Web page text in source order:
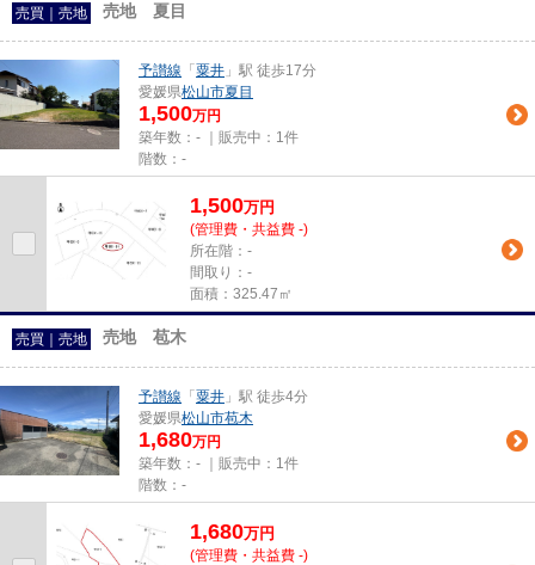
売買｜売地 売地 夏目
予讃線 「 粟井 」駅 徒歩17分
愛媛県松山市夏目
1,500万円
築年数：- ｜販売中： 1件
階数：-
1,500万円
(管理費・共益費 -)
所在階：-
間取り：-
面積：325.47㎡
売買｜売地 売地 苞木
予讃線 「 粟井 」駅 徒歩4分
愛媛県松山市苞木
1,680万円
築年数：- ｜販売中： 1件
階数：-
1,680万円
(管理費・共益費 -)